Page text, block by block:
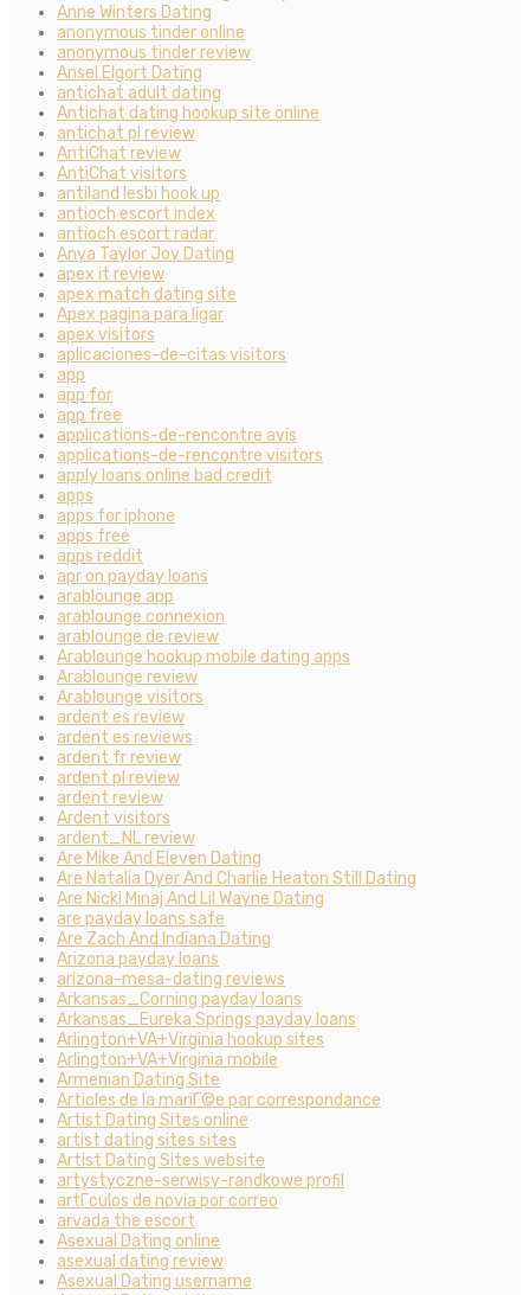
Anne Winters Dating
anonymous tinder online
anonymous tinder review
Ansel Elgort Dating
antichat adult dating
Antichat dating hookup site online
antichat pl review
AntiChat review
AntiChat visitors
antiland lesbi hook up
antioch escort index
antioch escort radar
Anya Taylor Joy Dating
apex it review
apex match dating site
Apex pagina para ligar
apex visitors
aplicaciones-de-citas visitors
app
app for
app free
applications-de-rencontre avis
applications-de-rencontre visitors
apply loans online bad credit
apps
apps for iphone
apps free
apps reddit
apr on payday loans
arablounge app
arablounge connexion
arablounge de review
Arablounge hookup mobile dating apps
Arablounge review
Arablounge visitors
ardent es review
ardent es reviews
ardent fr review
ardent pl review
ardent review
Ardent visitors
ardent_NL review
Are Mike And Eleven Dating
Are Natalia Dyer And Charlie Heaton Still Dating
Are Nicki Minaj And Lil Wayne Dating
are payday loans safe
Are Zach And Indiana Dating
Arizona payday loans
arizona-mesa-dating reviews
Arkansas_Corning payday loans
Arkansas_Eureka Springs payday loans
Arlington+VA+Virginia hookup sites
Arlington+VA+Virginia mobile
Armenian Dating Site
Articles de la mariГ©e par correspondance
Artist Dating Sites online
artist dating sites sites
Artist Dating Sites website
artystyczne-serwisy-randkowe profil
artГ­culos de novia por correo
arvada the escort
Asexual Dating online
asexual dating review
Asexual Dating username